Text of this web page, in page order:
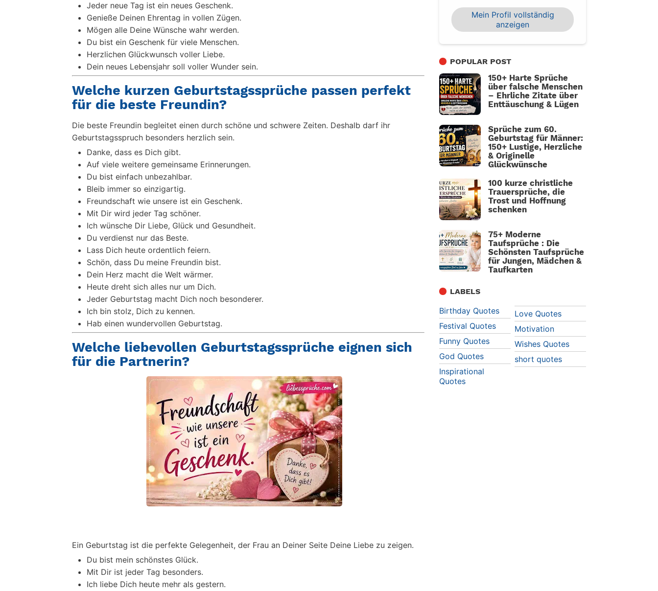
Jeder neue Tag ist ein neues Geschenk.
Genieße Deinen Ehrentag in vollen Zügen.
Mögen alle Deine Wünsche wahr werden.
Du bist ein Geschenk für viele Menschen.
Herzlichen Glückwunsch voller Liebe.
Dein neues Lebensjahr soll voller Wunder sein.
Welche kurzen Geburtstagssprüche passen perfekt
für die beste Freundin?
Die beste Freundin begleitet einen durch schöne und schwere Zeiten. Deshalb darf ihr
Geburtstagsspruch besonders herzlich sein.
Danke, dass es Dich gibt.
Auf viele weitere gemeinsame Erinnerungen.
Du bist einfach unbezahlbar.
Bleib immer so einzigartig.
Freundschaft wie unsere ist ein Geschenk.
Mit Dir wird jeder Tag schöner.
Ich wünsche Dir Liebe, Glück und Gesundheit.
Du verdienst nur das Beste.
Lass Dich heute ordentlich feiern.
Schön, dass Du meine Freundin bist.
Dein Herz macht die Welt wärmer.
Heute dreht sich alles nur um Dich.
Jeder Geburtstag macht Dich noch besonderer.
Ich bin stolz, Dich zu kennen.
Hab einen wundervollen Geburtstag.
Welche liebevollen Geburtstagssprüche eignen sich
für die Partnerin?
Ein Geburtstag ist die perfekte Gelegenheit, der Frau an Deiner Seite Deine Liebe zu zeigen.
Du bist mein schönstes Glück.
Mit Dir ist jeder Tag besonders.
Ich liebe Dich heute mehr als gestern.
Mein Profil vollständig
anzeigen
POPULAR POST
150+ Harte Sprüche
über falsche Menschen
– Ehrliche Zitate über
Enttäuschung & Lügen
Sprüche zum 60.
Geburtstag für Männer:
150+ Lustige, Herzliche
& Originelle
Glückwünsche
100 kurze christliche
Trauersprüche, die
Trost und Hoffnung
schenken
75+ Moderne
Taufsprüche : Die
Schönsten Taufsprüche
für Jungen, Mädchen &
Taufkarten
LABELS
Birthday Quotes
Festival Quotes
Funny Quotes
God Quotes
Inspirational
Quotes
Love Quotes
Motivation
Wishes Quotes
short quotes